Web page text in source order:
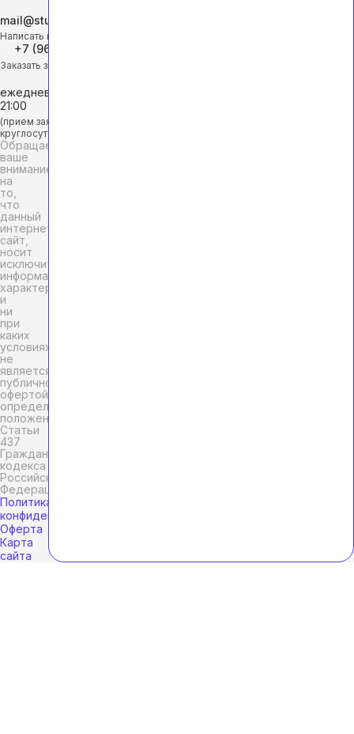
mail@studhelp-online.ru
Написать на почту
+7 (968) 453-29-88
Заказать звонок
ежедневно с 9:00 до
21:00
(прием заявок
круглосуточно)
Обращаем
ваше
внимание
на
то,
что
данный
интернет-
сайт,
носит
исключительно
информационный
характер
и
ни
при
каких
условиях
не
является
публичной
офертой,
определяемой
положениями
Статьи
437
Гражданского
кодекса
Российской
Федерации.
Политика
конфиденциальности
Оферта
Карта
сайта